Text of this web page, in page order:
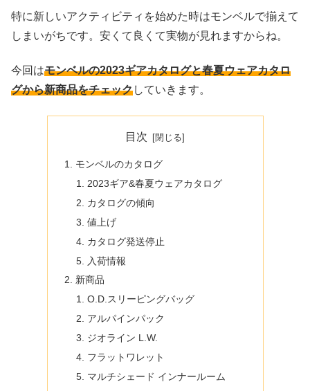
特に新しいアクティビティを始めた時はモンベルで揃えて
しまいがちです。安くて良くて実物が見れますからね。
今回はモンベルの2023ギアカタログと春夏ウェアカタロ
グから新商品をチェックしていきます。
目次
モンベルのカタログ
2023ギア&春夏ウェアカタログ
カタログの傾向
値上げ
カタログ発送停止
入荷情報
新商品
O.D.スリーピングバッグ
アルパインパック
ジオライン L.W.
フラットワレット
マルチシェード インナールーム